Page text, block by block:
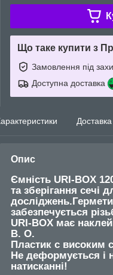
Що таке купити з
Замовлення під
Доступна доставка
Доставка
Опис
Ємність URI-BOX
та зберігання сечі
забезпечується
URI-BOX має
В. О.
Пластик c високим
Не деформується і
натисканні!